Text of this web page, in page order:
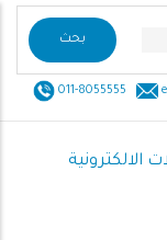
011-8055555
الالكترونية